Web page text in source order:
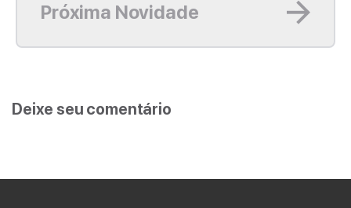
Próxima Novidade
Deixe seu comentário